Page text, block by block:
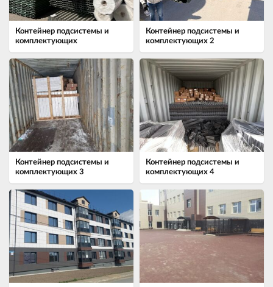
Контейнер подсистемы и
комплектующих
Контейнер подсистемы и
комплектующих 2
Контейнер подсистемы и
комплектующих 3
Контейнер подсистемы и
комплектующих 4